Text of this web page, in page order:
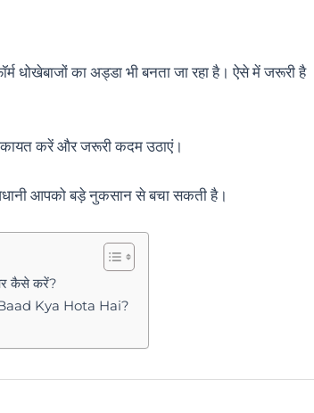
धोखेबाजों का अड्डा भी बनता जा रहा है। ऐसे में जरूरी है
करें और जरूरी कदम उठाएं।
आपको बड़े नुकसान से बचा सकती है।
कैसे करें?
Kya Hota Hai?